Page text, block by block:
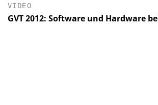
VIDEO
GVT 2012: Software und Hardware